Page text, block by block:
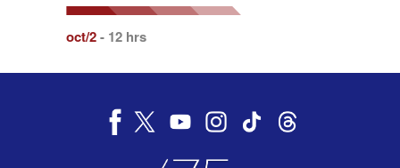
oct/2- 12 hrs